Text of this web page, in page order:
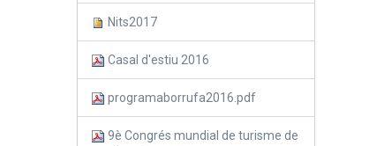
Nits2017
Casal d'estiu 2016
programaborrufa2016.pdf
9è Congrés mundial de turisme de